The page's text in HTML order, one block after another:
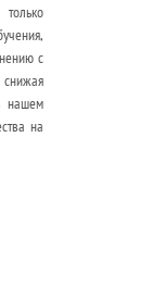
только
с
нашем
на